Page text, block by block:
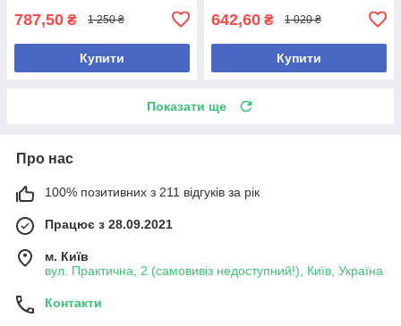
787,50 ₴ 1 250 ₴
Купити
642,60 ₴ 1 020 ₴
Купити
Показати ще
Про нас
100% позитивних з 211 відгуків за рік
Працює з 28.09.2021
м. Київ
вул. Практична, 2 (самовивіз недоступний!), Київ, Україна
Контакти